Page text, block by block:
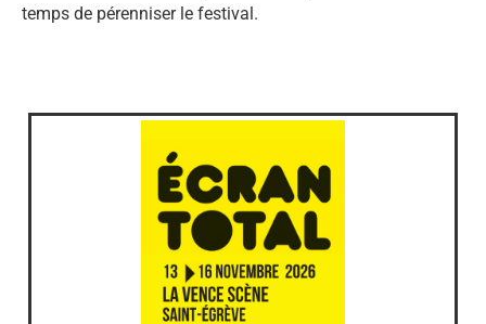
temps de pérenniser le festival.